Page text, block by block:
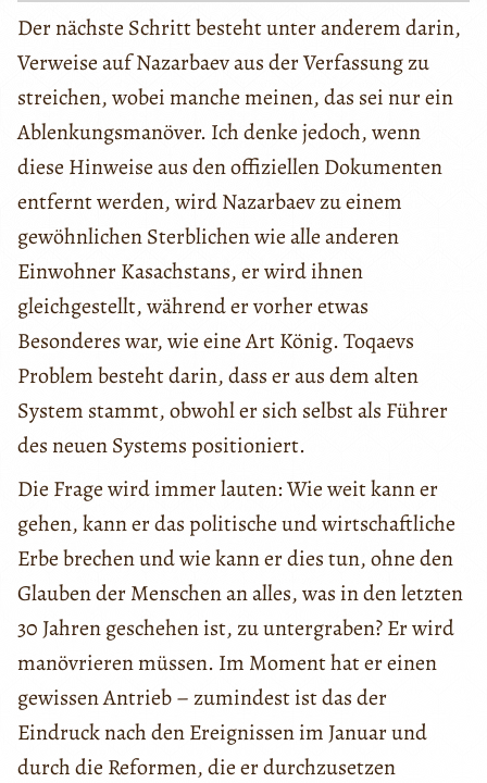
Der nächste Schritt besteht unter anderem darin,
Verweise auf Nazarbaev aus der Verfassung zu
streichen, wobei manche meinen, das sei nur ein
Ablenkungsmanöver. Ich denke jedoch, wenn
diese Hinweise aus den offiziellen Dokumenten
entfernt werden, wird Nazarbaev zu einem
gewöhnlichen Sterblichen wie alle anderen
Einwohner Kasachstans, er wird ihnen
gleichgestellt, während er vorher etwas
Besonderes war, wie eine Art König. Toqaevs
Problem besteht darin, dass er aus dem alten
System stammt, obwohl er sich selbst als Führer
des neuen Systems positioniert.
Die Frage wird immer lauten: Wie weit kann er
gehen, kann er das politische und wirtschaftliche
Erbe brechen und wie kann er dies tun, ohne den
Glauben der Menschen an alles, was in den letzten
30 Jahren geschehen ist, zu untergraben? Er wird
manövrieren müssen. Im Moment hat er einen
gewissen Antrieb – zumindest ist das der
Eindruck nach den Ereignissen im Januar und
durch die Reformen, die er durchzusetzen